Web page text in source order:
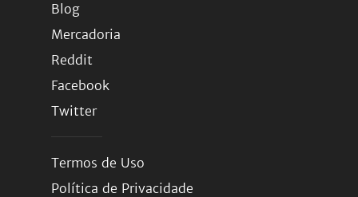
Blog
Mercadoria
Reddit
Facebook
Twitter
Termos de Uso
Política de Privacidade